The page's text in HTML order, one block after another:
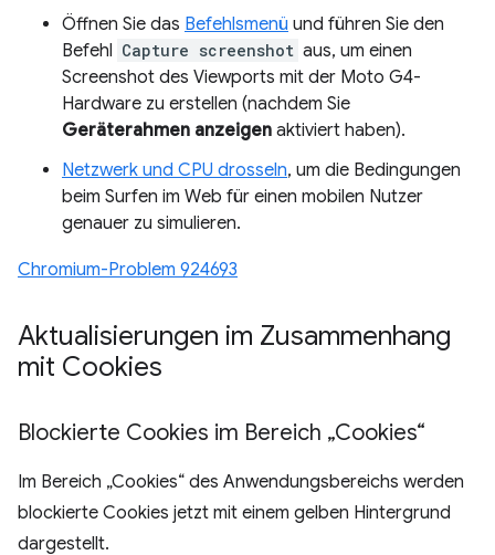
Öffnen Sie das Befehlsmenü und führen Sie den
Befehl Capture screenshot aus, um einen
Screenshot des Viewports mit der Moto G4-
Hardware zu erstellen (nachdem Sie
Geräterahmen anzeigen aktiviert haben).
Netzwerk und CPU drosseln, um die Bedingungen
beim Surfen im Web für einen mobilen Nutzer
genauer zu simulieren.
Chromium-Problem 924693
Aktualisierungen im Zusammenhang
mit Cookies
Blockierte Cookies im Bereich „Cookies“
Im Bereich „Cookies“ des Anwendungsbereichs werden
blockierte Cookies jetzt mit einem gelben Hintergrund
dargestellt.